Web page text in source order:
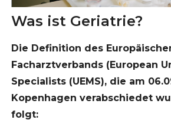
Was ist Geriatrie?
Die Definition des
Facharztverbands (European
Specialists (UEMS), die am
Kopenhagen verabschiedet
folgt: